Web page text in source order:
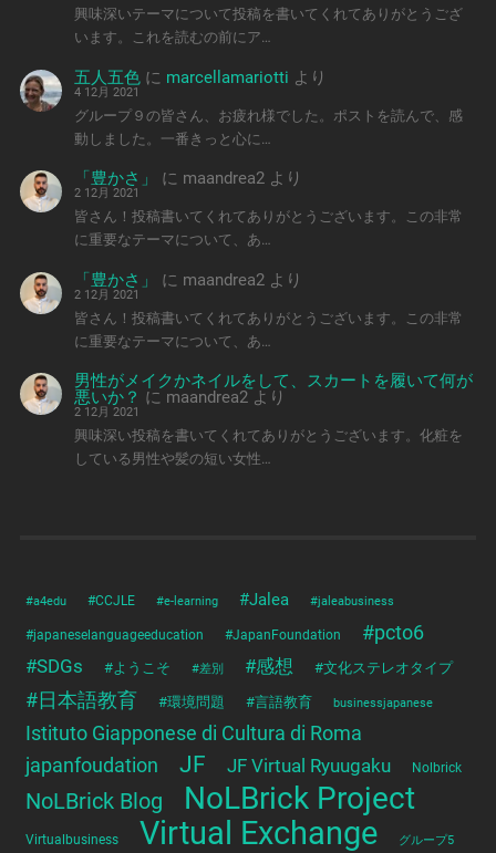
興味深いテーマについて投稿を書いてくれてありがとうござ
います。これを読むの前にア…
五人五色 に marcellamariotti より
4 12月 2021
グループ９の皆さん、お疲れ様でした。ポストを読んで、感
動しました。一番きっと心に…
「豊かさ」 に maandrea2 より
2 12月 2021
皆さん！投稿書いてくれてありがとうございます。この非常
に重要なテーマについて、あ…
「豊かさ」 に maandrea2 より
2 12月 2021
皆さん！投稿書いてくれてありがとうございます。この非常
に重要なテーマについて、あ…
男性がメイクかネイルをして、スカートを履いて何が
悪いか？ に maandrea2 より
2 12月 2021
興味深い投稿を書いてくれてありがとうございます。化粧を
している男性や髪の短い女性…
#a4edu #CCJLE #e-learning #Jalea #jaleabusiness
#japaneselanguageeducation #JapanFoundation #pcto6
#SDGs #ようこそ #差別 #感想 #文化ステレオタイプ
#日本語教育 #環境問題 #言語教育 businessjapanese
Istituto Giapponese di Cultura di Roma
japanfoudation JF JF Virtual Ryuugaku Nolbrick
NoLBrick Blog NoLBrick Project
Virtualbusiness Virtual Exchange
グループ5